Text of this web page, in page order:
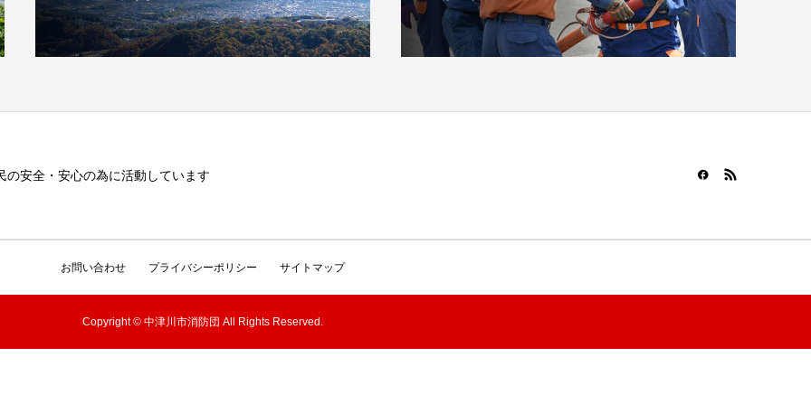
の安全・安心の為に活動しています
お問い合わせ プライバシーポリシー サイトマップ
Copyright © 中津川市消防団 All Rights Reserved.